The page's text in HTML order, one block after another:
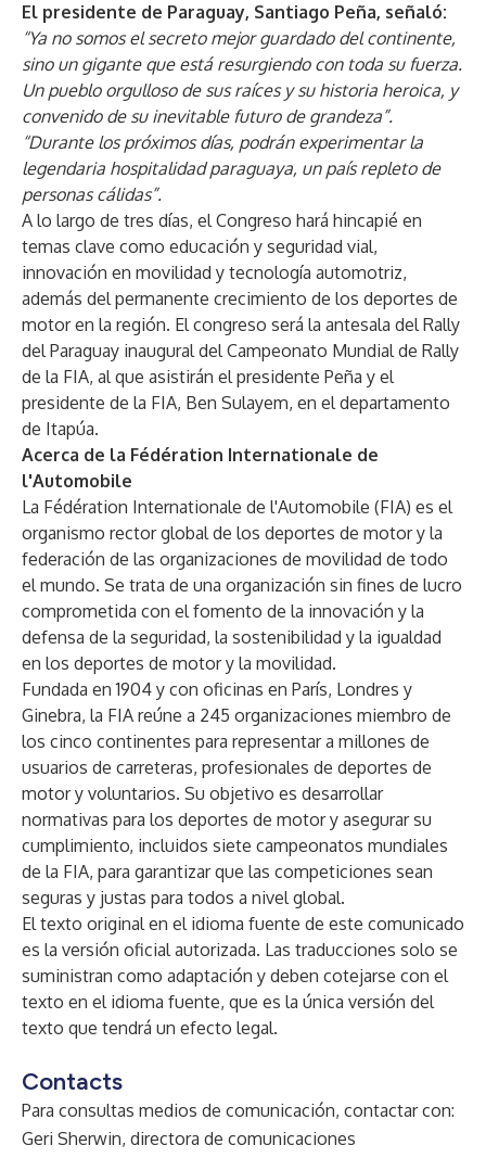
El presidente de Paraguay, Santiago Peña, señaló:
“Ya no somos el secreto mejor guardado del continente,
sino un gigante que está resurgiendo con toda su fuerza.
Un pueblo orgulloso de sus raíces y su historia heroica, y
convenido de su inevitable futuro de grandeza”.
“Durante los próximos días, podrán experimentar la
legendaria hospitalidad paraguaya, un país repleto de
personas cálidas”.
A lo largo de tres días, el Congreso hará hincapié en
temas clave como educación y seguridad vial,
innovación en movilidad y tecnología automotriz,
además del permanente crecimiento de los deportes de
motor en la región. El congreso será la antesala del Rally
del Paraguay inaugural del Campeonato Mundial de Rally
de la FIA, al que asistirán el presidente Peña y el
presidente de la FIA, Ben Sulayem, en el departamento
de Itapúa.
Acerca de la Fédération Internationale de
l'Automobile
La Fédération Internationale de l'Automobile (FIA) es el
organismo rector global de los deportes de motor y la
federación de las organizaciones de movilidad de todo
el mundo. Se trata de una organización sin fines de lucro
comprometida con el fomento de la innovación y la
defensa de la seguridad, la sostenibilidad y la igualdad
en los deportes de motor y la movilidad.
Fundada en 1904 y con oficinas en París, Londres y
Ginebra, la FIA reúne a 245 organizaciones miembro de
los cinco continentes para representar a millones de
usuarios de carreteras, profesionales de deportes de
motor y voluntarios. Su objetivo es desarrollar
normativas para los deportes de motor y asegurar su
cumplimiento, incluidos siete campeonatos mundiales
de la FIA, para garantizar que las competiciones sean
seguras y justas para todos a nivel global.
El texto original en el idioma fuente de este comunicado
es la versión oficial autorizada. Las traducciones solo se
suministran como adaptación y deben cotejarse con el
texto en el idioma fuente, que es la única versión del
texto que tendrá un efecto legal.
Contacts
Para consultas medios de comunicación, contactar con:
Geri Sherwin, directora de comunicaciones